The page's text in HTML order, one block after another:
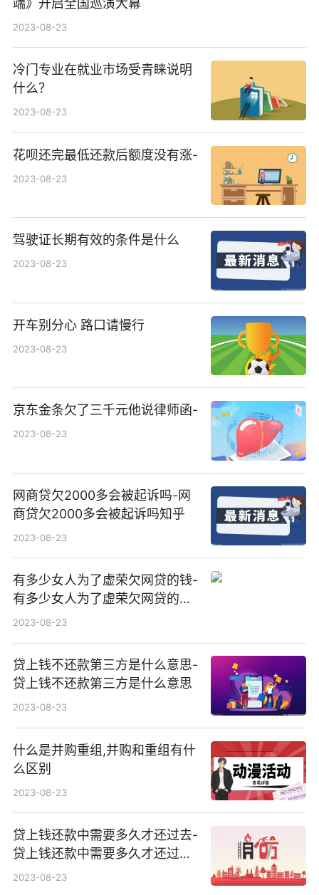
端》开启全国巡演大幕
2023-08-23
冷门专业在就业市场受青睐说明
什么？
2023-08-23
花呗还完最低还款后额度没有涨-
2023-08-23
驾驶证长期有效的条件是什么
2023-08-23
开车别分心 路口请慢行
2023-08-23
京东金条欠了三千元他说律师函-
2023-08-23
网商贷欠2000多会被起诉吗-网
商贷欠2000多会被起诉吗知乎
2023-08-23
有多少女人为了虚荣欠网贷的钱-
有多少女人为了虚荣欠网贷的钱
呢
2023-08-23
贷上钱不还款第三方是什么意思-
贷上钱不还款第三方是什么意思
2023-08-23
什么是并购重组,并购和重组有什
么区别
2023-08-23
贷上钱还款中需要多久才还过去-
贷上钱还款中需要多久才还过去
呢
2023-08-23